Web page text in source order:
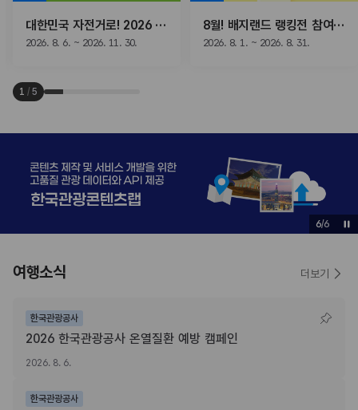
대한민국 자전거로! 2026 동네방네 라이딩
2026. 8. 6. ~ 2026. 11. 30.
8월! 배지랜드 랭킹전 참여하고, 선물받자!
2026. 8. 1. ~ 2026. 8. 31.
1 / 5
6/6
여행소식
한국관광공사
2026 한국관광공사 온열질환 예방 캠페인
2026. 8. 6.
한국관광공사
더보기